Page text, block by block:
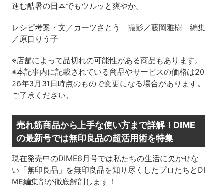
進む酷暑の日本でもツルッと爽やか。
レシピ考案・文／カーツさとう 撮影／藤岡雅樹 編集
／原口りう子
※店舗によって品切れの可能性がある商品もあります。
※本記事内に記載されている商品やサービスの価格は20
26年3月31日時点のもので変更になる場合があります。
ご了承ください。
売れ筋商品から上手な使い方まで詳解！DIME
の最新号では無印良品の超活用術を特集
現在発売中のDIME6月号では私たちの生活に欠かせな
い「無印良品」を無印良品を知り尽くしたプロたちとDI
ME編集部が徹底解剖します！